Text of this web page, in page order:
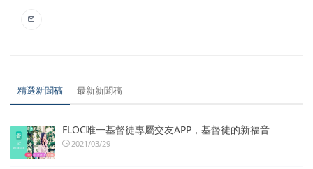
精選新聞稿 最新新聞稿
FLOC唯一基督徒專屬交友APP，基督徒的新福音
2021/03/29